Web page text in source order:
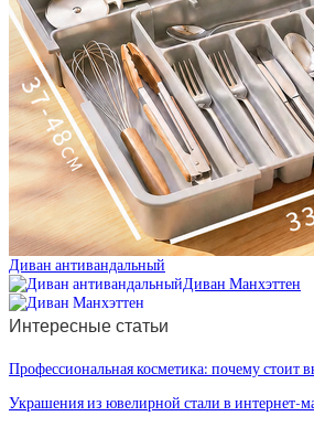
Диван антивандальный
Диван Манхэттен
Интересные статьи
Профессиональная косметика: почему стоит
Украшения из ювелирной стали в интернет-